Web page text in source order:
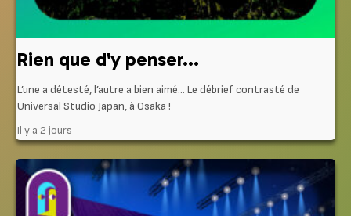
Rien que d'y penser...
L’une a détesté, l’autre a bien aimé… Le débrief contrasté de
Universal Studio Japan, à Osaka !
Il y a 2 jours